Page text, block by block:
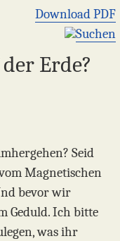
Download PDF
Suchen
Erde?
Seid
Magnetischen
bevor wir
Geduld. Ich bitte
was ihr